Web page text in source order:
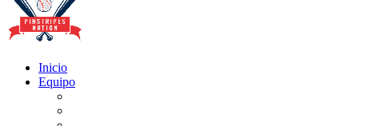
Inicio
Equipo